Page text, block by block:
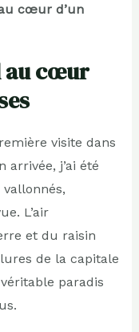
cœur d’un
au cœur
visite dans
arrivée, j’ai été
L’air
et du raisin
de la capitale
paradis